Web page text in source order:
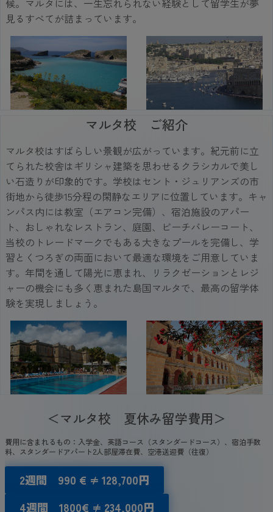
見るすべてが詰まっています。
マルタ校 ご紹介
マルタ校はすばらしい景観が広がっています。紀元前に立
てられた校舎はギリシャ建築を思わせるクラシカルで美し
い石造りが印象的です。学校はセント・ジュリアンズの市
街地から徒歩15分程の閑静なエリアに位置しています。キャ
ンパス内には教室（エアコン完備）、宿泊施設のアパー
ト、おしゃれなレストラン、庭園、ビーチバレーコート、
当校のトレードマークでもある大きなプールを完備し、学
習とくつろぎの両面において最適な環境をご用意していま
す。年間を通して陽光に恵まれ、リラクゼーションとレジ
ャーの機会にも多く恵まれた島国マルタで、最高の留学体
験を実現しましょう。
＜マルタ校 夏休み留学費用＞
費用に含まれるもの：入学金、英語コース（スタンダードコース）、宿泊手数
料、スタンダードアパート2人部屋滞在費、空港送迎費（往復）
2週間 990 € ≠ 128,700円
4週間 1800€ ≠ 234,000円